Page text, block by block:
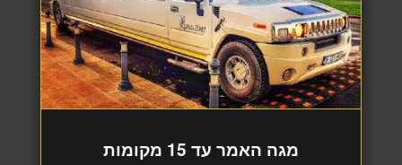
מגה האמר עד 15 מקומות